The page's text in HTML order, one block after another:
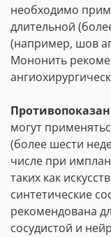
необходимо
длительной
(например, шов
Мононить
могут
(более шести
числе при
таких как
синтетические
рекомендована
сосудистой и